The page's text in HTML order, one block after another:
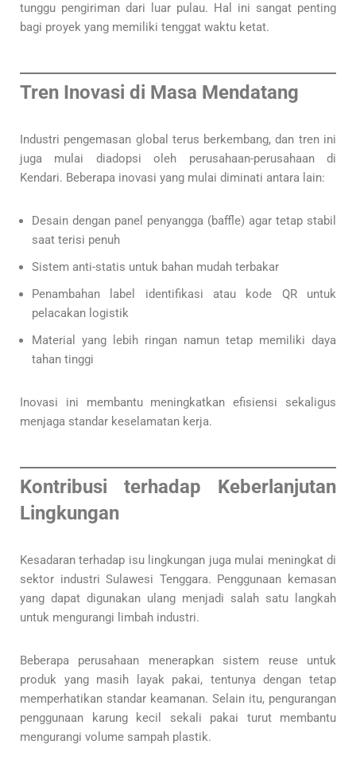
tunggu pengiriman dari luar pulau. Hal ini sangat penting
bagi proyek yang memiliki tenggat waktu ketat.
Tren Inovasi di Masa Mendatang
Industri pengemasan global terus berkembang, dan tren ini
juga mulai diadopsi oleh perusahaan-perusahaan di
Kendari. Beberapa inovasi yang mulai diminati antara lain:
Desain dengan panel penyangga (baffle) agar tetap stabil
saat terisi penuh
Sistem anti-statis untuk bahan mudah terbakar
Penambahan label identifikasi atau kode QR untuk
pelacakan logistik
Material yang lebih ringan namun tetap memiliki daya
tahan tinggi
Inovasi ini membantu meningkatkan efisiensi sekaligus
menjaga standar keselamatan kerja.
Kontribusi terhadap Keberlanjutan
Lingkungan
Kesadaran terhadap isu lingkungan juga mulai meningkat di
sektor industri Sulawesi Tenggara. Penggunaan kemasan
yang dapat digunakan ulang menjadi salah satu langkah
untuk mengurangi limbah industri.
Beberapa perusahaan menerapkan sistem reuse untuk
produk yang masih layak pakai, tentunya dengan tetap
memperhatikan standar keamanan. Selain itu, pengurangan
penggunaan karung kecil sekali pakai turut membantu
mengurangi volume sampah plastik.